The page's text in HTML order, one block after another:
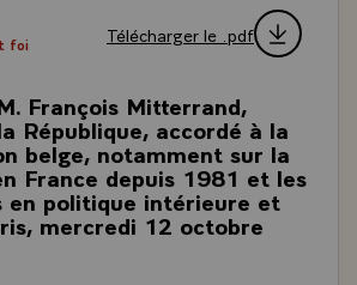
foi
Télécharger le .pdf
François Mitterrand,
République, accordé à la
belge, notamment sur la
France depuis 1981 et les
en politique intérieure et
mercredi 12 octobre